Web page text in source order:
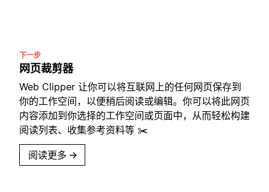
下一步
网页裁剪器
Web Clipper 让你可以将互联网上的任何网页保存到
你的工作空间，以便稍后阅读或编辑。你可以将此网页
内容添加到你选择的工作空间或页面中，从而轻松构建
阅读列表、收集参考资料等 ✂️
阅读更多 →